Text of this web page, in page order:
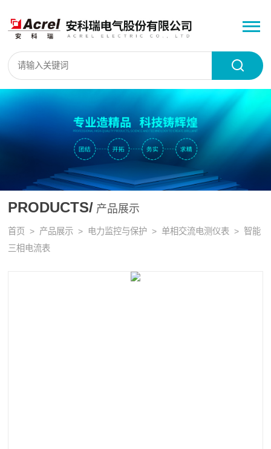
PRODUCTS/ 产品展示
首页 > 产品展示 > 电力监控与保护 >单相交流电测仪表 > 智能
三相电流表